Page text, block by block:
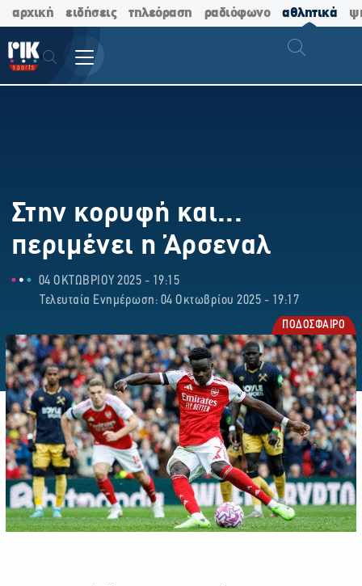
αρχική ειδήσεις τηλεόραση ραδιόφωνο αθλητικά
Στην κορυφή και...
περιμένει η Άρσεναλ
04 ΟΚΤΩΒΡΙΟΥ 2025 - 19:15
Τελευταία Ενημέρωση: 04 Οκτωβρίου 2025 - 19:17
ΠΟΔΟΣΦΑΙΡΟ